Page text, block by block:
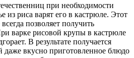
при необходимости
из риса варят его в кастрюле. Этот
позволяет получить
варке рисовой крупы в кастрюле
В результате получается
даже вкусно приготовленное блюдо